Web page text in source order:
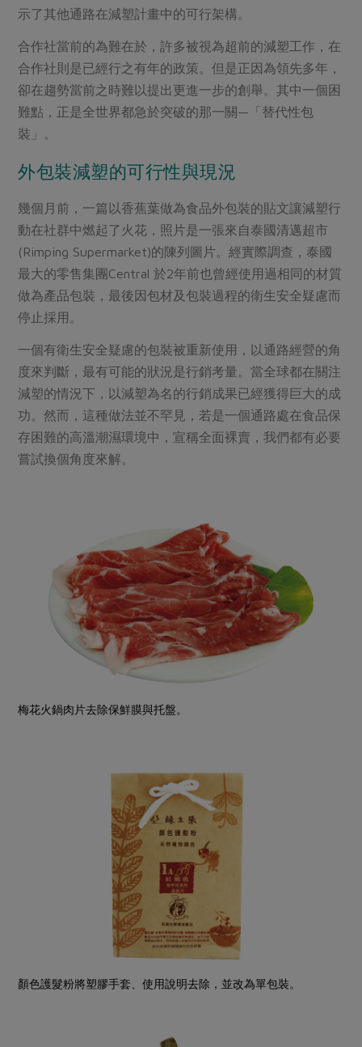
示了其他通路在減塑計畫中的可行架構。
合作社當前的為難在於，許多被視為超前的減塑工作，在
合作社則是已經行之有年的政策。但是正因為領先多年，
卻在趨勢當前之時難以提出更進一步的創舉。其中一個困
難點，正是全世界都急於突破的那一關—「替代性包
裝」。
外包裝減塑的可行性與現況
幾個月前，一篇以香蕉葉做為食品外包裝的貼文讓減塑行
動在社群中燃起了火花，照片是一張來自泰國清邁超市
(Rimping Supermarket)的陳列圖片。經實際調查，泰國
最大的零售集團Central 於2年前也曾經使用過相同的材質
做為產品包裝，最後因包材及包裝過程的衛生安全疑慮而
停止採用。
一個有衛生安全疑慮的包裝被重新使用，以通路經營的角
度來判斷，最有可能的狀況是行銷考量。當全球都在關注
減塑的情況下，以減塑為名的行銷成果已經獲得巨大的成
功。然而，這種做法並不罕見，若是一個通路處在食品保
存困難的高溫潮濕環境中，宣稱全面裸賣，我們都有必要
嘗試換個角度來解。
梅花火鍋肉片去除保鮮膜與托盤。
顏色護髮粉將塑膠手套、使用說明去除，並改為單包裝。